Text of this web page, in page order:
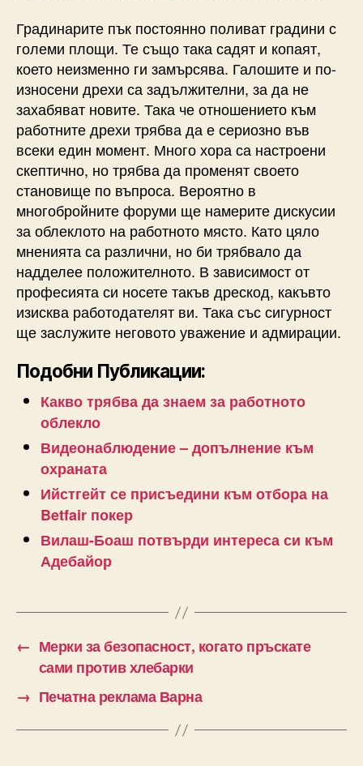
Градинарите пък постоянно поливат градини с
големи площи. Те също така садят и копаят,
което неизменно ги замърсява. Галошите и по-
износени дрехи са задължителни, за да не
захабяват новите. Така че отношението към
работните дрехи трябва да е сериозно във
всеки един момент. Много хора са настроени
скептично, но трябва да променят своето
становище по въпроса. Вероятно в
многобройните форуми ще намерите дискусии
за облеклото на работното място. Като цяло
мненията са различни, но би трябвало да
надделее положителното. В зависимост от
професията си носете такъв дрескод, какъвто
изисква работодателят ви. Така със сигурност
ще заслужите неговото уважение и адмирации.
Подобни Публикации:
Какво трябва да знаем за работното
облекло
Видеонаблюдение – допълнение към
охраната
Ийстгейт се присъедини към отбора на
Betfair покер
Вилаш-Боаш потвърди интереса си към
Адебайор
← Мерки за безопасност, когато пръскате
сами против хлебарки
→ Печатна реклама Варна